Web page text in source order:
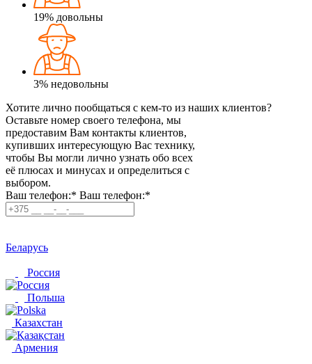
19% довольны
3% недовольны
Хотите лично пообщаться с кем-то из наших клиентов?
Оставьте номер своего телефона, мы
предоставим Вам контакты клиентов,
купивших интересующую Вас технику,
чтобы Вы могли лично узнать обо всех
её плюсах и минусах и определиться с
выбором.
Ваш телефон:* Ваш телефон:*
Беларусь
Россия
Польша
Казахстан
Армения